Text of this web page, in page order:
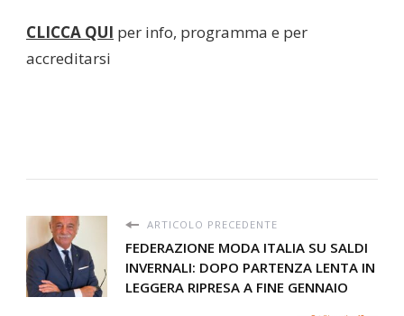
CLICCA QUI per info, programma e per
accreditarsi
ARTICOLO PRECEDENTE
FEDERAZIONE MODA ITALIA SU SALDI
INVERNALI: DOPO PARTENZA LENTA IN
LEGGERA RIPRESA A FINE GENNAIO